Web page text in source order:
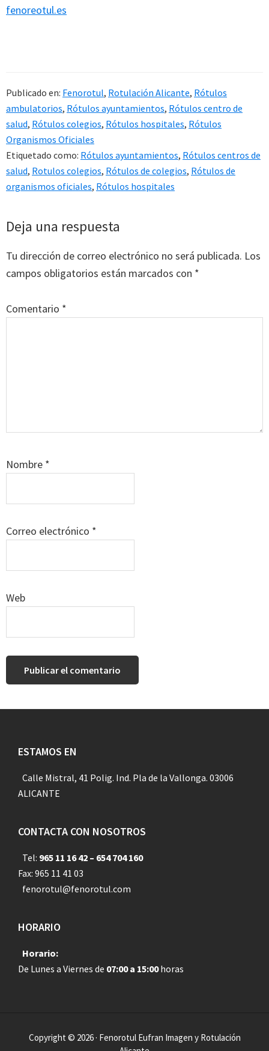
fenoreotul.es
Publicado en: Fenorotul, Rotulación Alicante, Rótulos
ambulatorios, Rótulos ayuntamientos, Rótulos centro de
salud, Rótulos colegios, Rótulos hospitales, Rótulos
Organismos Oficiales
Etiquetado como: Rótulos ayuntamientos, Rótulos centros de
salud, Rotulos colegios, Rótulos de colegios, Rótulos de
organismos oficiales, Rótulos hospitales
Interacciones
con
los
lectores
Deja una respuesta
Tu dirección de correo electrónico no será publicada. Los
campos obligatorios están marcados con *
Comentario *
Nombre *
Correo electrónico *
Web
Footer
ESTAMOS EN
Calle Mistral, 41 Polig. Ind. Pla de la Vallonga. 03006
ALICANTE
CONTACTA CON NOSOTROS
Tel: 965 11 16 42 – 654 704 160
Fax: 965 11 41 03
fenorotul@fenorotul.com
HORARIO
Horario:
De Lunes a Viernes de 07:00 a 15:00horas
Copyright © 2026 · Fenorotul Eufran Imagen y Rotulación